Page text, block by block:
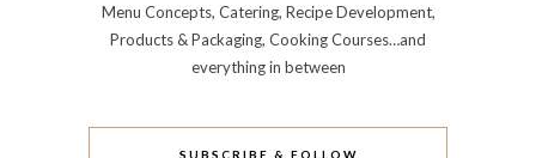
Menu Concepts, Catering, Recipe Development,
Products & Packaging, Cooking Courses…and
everything in between
SUBSCRIBE & FOLLOW